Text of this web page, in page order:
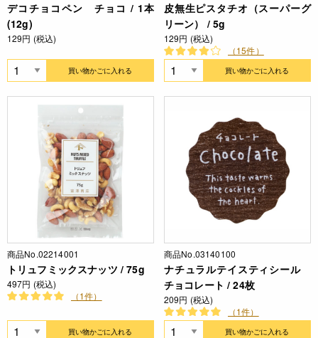
デコチョコペン チョコ / 1本
(12g)
129円 (税込)
買い物かごに入れる
皮無生ピスタチオ（スーパーグ
リーン） / 5g
129円 (税込)
（15件）
買い物かごに入れる
商品No.02214001
トリュフミックスナッツ / 75g
497円 (税込)
（1件）
買い物かごに入れる
商品No.03140100
ナチュラルテイスティシール
チョコレート / 24枚
209円 (税込)
（1件）
買い物かごに入れる